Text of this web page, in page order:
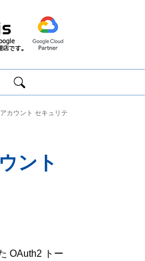
カウント セキュリテ
ント
OAuth2 トー